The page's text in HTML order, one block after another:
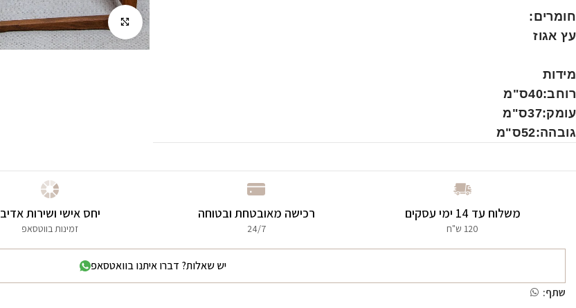
חומרים:
עץ אגוז
מידות
רוחב:40ס"מ
עומק:37ס"מ
גובהה:52ס"מ
לחץ להגדלה
משלוח עד 14 ימי עסקים
120 ש"ח
רכישה מאובטחת ובטוחה
24/7
יחס אישי ושירות אדיב
זמינות בווטסאפ
יש שאלות? דברו איתנו בוואטסאפ
שתף: